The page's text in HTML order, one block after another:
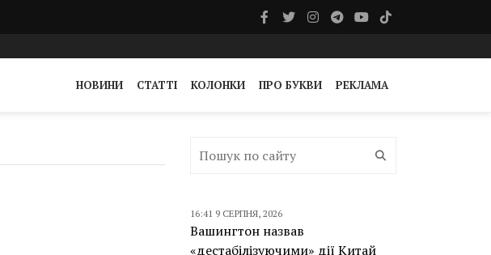
НОВИНИ СТАТТІ КОЛОНКИ ПРО БУКВИ РЕКЛАМА
16:41 9 СЕРПНЯ, 2026
Вашингтон назвав
«дестабілізуючими» дії Китай